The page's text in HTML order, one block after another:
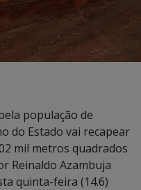
população de
do Estado vai recapear
mil metros quadrados
Reinaldo Azambuja
quinta-feira (14.6)